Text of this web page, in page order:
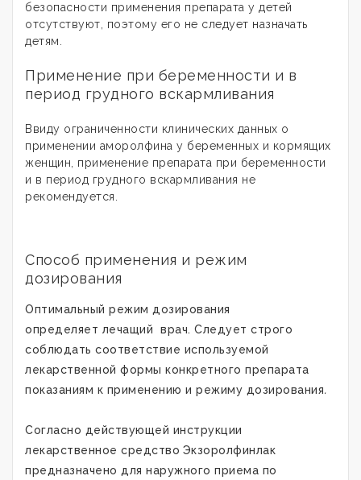
безопасности применения препарата у детей
отсутствуют, поэтому его не следует назначать
детям.
Применение при беременности и в
период грудного вскармливания
Ввиду ограниченности клинических данных о
применении аморолфина у беременных и кормящих
женщин, применение препарата при беременности
и в период грудного вскармливания не
рекомендуется.
Способ применения и режим
дозирования
Оптимальный режим дозирования
определяет лечащий врач. Следует строго
соблюдать соответствие используемой
лекарственной формы конкретного препарата
показаниям к применению и режиму дозирования.
Согласно действующей инструкции
лекарственное средство Экзоролфинлак
предназначено для наружного приема по